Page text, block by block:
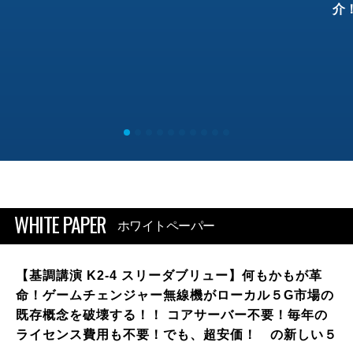
介
WHITE PAPER ホワイトペーパー
【基調講演 K2-4 スリーダブリュー】何もかもが革
命！ゲームチェンジャー無線機がローカル５G市場の
既存概念を破壊する！！ コアサーバー不要！毎年の
ライセンス費用も不要！でも、超安価！ の新しい５